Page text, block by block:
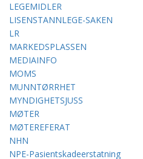
LEGEMIDLER
LISENSTANNLEGE-SAKEN
LR
MARKEDSPLASSEN
MEDIAINFO
MOMS
MUNNTØRRHET
MYNDIGHETSJUSS
MØTER
MØTEREFERAT
NHN
NPE-Pasientskadeerstatning